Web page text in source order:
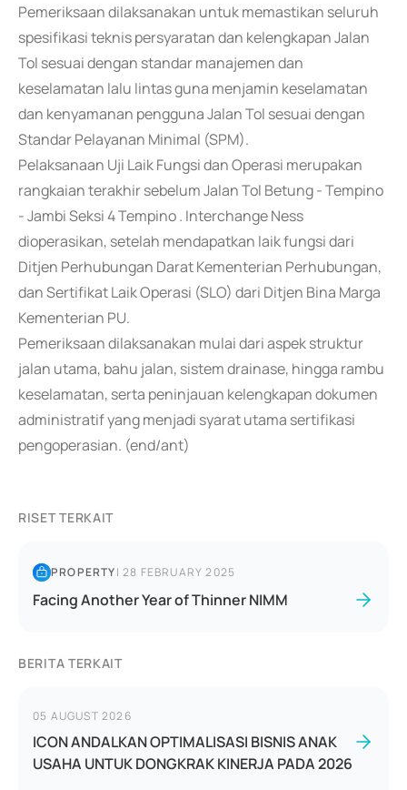
Pemeriksaan dilaksanakan untuk memastikan seluruh
spesifikasi teknis persyaratan dan kelengkapan Jalan
Tol sesuai dengan standar manajemen dan
keselamatan lalu lintas guna menjamin keselamatan
dan kenyamanan pengguna Jalan Tol sesuai dengan
Standar Pelayanan Minimal (SPM).
Pelaksanaan Uji Laik Fungsi dan Operasi merupakan
rangkaian terakhir sebelum Jalan Tol Betung - Tempino
- Jambi Seksi 4 Tempino . Interchange Ness
dioperasikan, setelah mendapatkan laik fungsi dari
Ditjen Perhubungan Darat Kementerian Perhubungan,
dan Sertifikat Laik Operasi (SLO) dari Ditjen Bina Marga
Kementerian PU.
Pemeriksaan dilaksanakan mulai dari aspek struktur
jalan utama, bahu jalan, sistem drainase, hingga rambu
keselamatan, serta peninjauan kelengkapan dokumen
administratif yang menjadi syarat utama sertifikasi
pengoperasian. (end/ant)
RISET TERKAIT
PROPERTY|28 FEBRUARY 2025
Facing Another Year of Thinner NIMM
BERITA TERKAIT
05 AUGUST 2026
ICON ANDALKAN OPTIMALISASI BISNIS ANAK
USAHA UNTUK DONGKRAK KINERJA PADA 2026